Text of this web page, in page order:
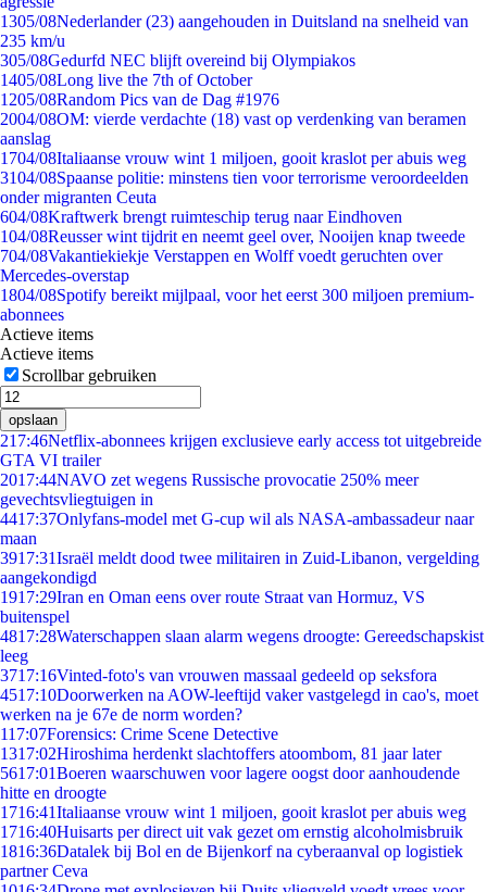
1305/08Nederlander (23) aangehouden in Duitsland na snelheid van
235 km/u
305/08Gedurfd NEC blijft overeind bij Olympiakos
1405/08Long live the 7th of October
1205/08Random Pics van de Dag #1976
2004/08OM: vierde verdachte (18) vast op verdenking van beramen
aanslag
1704/08Italiaanse vrouw wint 1 miljoen, gooit kraslot per abuis weg
3104/08Spaanse politie: minstens tien voor terrorisme veroordeelden
onder migranten Ceuta
604/08Kraftwerk brengt ruimteschip terug naar Eindhoven
104/08Reusser wint tijdrit en neemt geel over, Nooijen knap tweede
704/08Vakantiekiekje Verstappen en Wolff voedt geruchten over
Mercedes-overstap
1804/08Spotify bereikt mijlpaal, voor het eerst 300 miljoen premium-
abonnees
Actieve items
Actieve items
Scrollbar gebruiken
opslaan
217:46Netflix-abonnees krijgen exclusieve early access tot uitgebreide
GTA VI trailer
2017:44NAVO zet wegens Russische provocatie 250% meer
gevechtsvliegtuigen in
4417:37Onlyfans-model met G-cup wil als NASA-ambassadeur naar
maan
3917:31Israël meldt dood twee militairen in Zuid-Libanon, vergelding
aangekondigd
1917:29Iran en Oman eens over route Straat van Hormuz, VS
buitenspel
4817:28Waterschappen slaan alarm wegens droogte: Gereedschapskist
leeg
3717:16Vinted-foto's van vrouwen massaal gedeeld op seksfora
4517:10Doorwerken na AOW-leeftijd vaker vastgelegd in cao's, moet
werken na je 67e de norm worden?
117:07Forensics: Crime Scene Detective
1317:02Hiroshima herdenkt slachtoffers atoombom, 81 jaar later
5617:01Boeren waarschuwen voor lagere oogst door aanhoudende
hitte en droogte
1716:41Italiaanse vrouw wint 1 miljoen, gooit kraslot per abuis weg
1716:40Huisarts per direct uit vak gezet om ernstig alcoholmisbruik
1816:36Datalek bij Bol en de Bijenkorf na cyberaanval op logistiek
partner Ceva